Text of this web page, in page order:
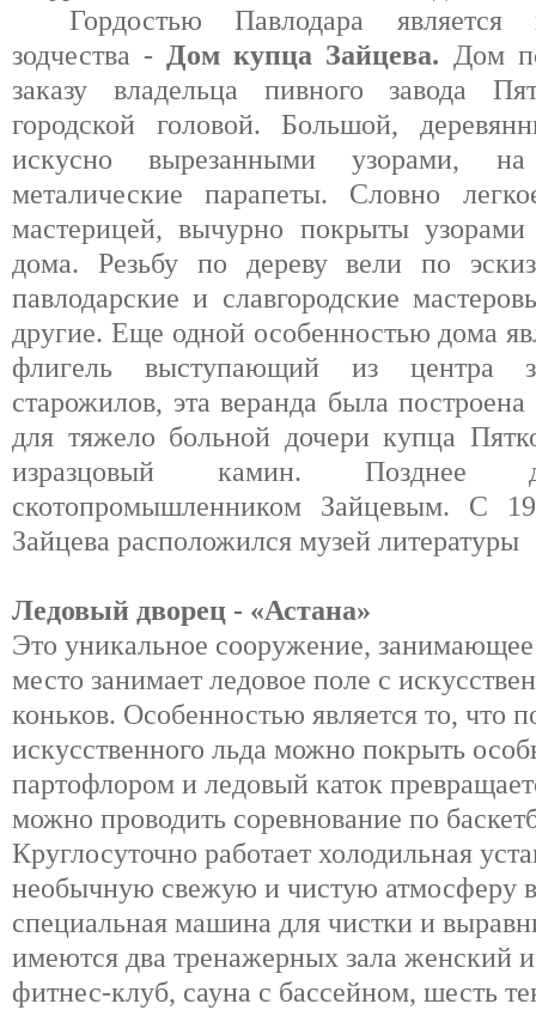
Гордостью Павлодара является
зодчества - Дом купца Зайцева. Дом
заказу владельца пивного завода
городской головой. Большой,
искусно вырезанными узорами,
металические парапеты. Словно
мастерицей, вычурно покрыты
дома. Резьбу по дереву вели по
павлодарские и славгородские
другие. Еще одной особенностью дома
флигель выступающий из центра
старожилов, эта веранда была
для тяжело больной дочери купца
изразцовый камин.
скотопромышленником Зайцевым. С
Зайцева расположился музей литературы
Ледовый дворец - «Астана»
Это уникальное сооружение,
место занимает ледовое поле с
коньков. Особенностью является то, что
искусственного льда можно покрыть
партофлором и ледовый каток
можно проводить соревнование по
Круглосуточно работает холодильная
необычную свежую и чистую атмосферу
специальная машина для чистки и
имеются два тренажерных зала женский
фитнес-клуб, сауна с бассейном, шесть